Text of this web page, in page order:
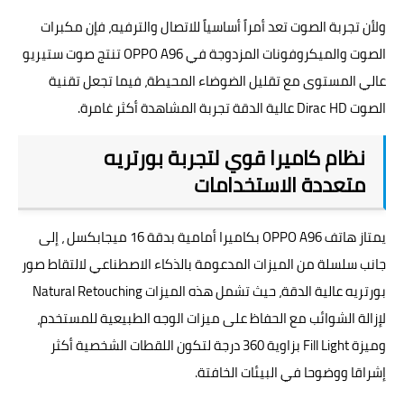
ولأن تجربة الصوت تعد أمراً أساسياً للاتصال والترفيه، فإن مكبرات
الصوت والميكروفونات المزدوجة في OPPO A96 تنتج صوت ستيريو
عالي المستوى مع تقليل الضوضاء المحيطة، فيما تجعل تقنية
الصوت Dirac HD عالية الدقة تجربة المشاهدة أكثر غامرة.
نظام كاميرا قوي لتجربة بورتريه
متعددة الاستخدامات
يمتاز هاتف OPPO A96 بكاميرا أمامية بدقة 16 ميجابكسل ، إلى
جانب سلسلة من الميزات المدعومة بالذكاء الاصطناعي لالتقاط صور
بورتريه عالية الدقة، حيث تشمل هذه الميزات Natural Retouching
لإزالة الشوائب مع الحفاظ على ميزات الوجه الطبيعية للمستخدم،
وميزة Fill Light بزاوية 360 درجة لتكون اللقطات الشخصية أكثر
إشراقا ووضوحا في البيئات الخافتة.